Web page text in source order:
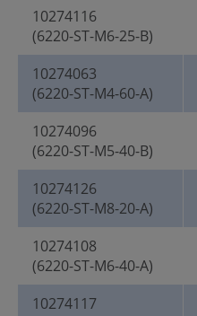
10274116
(6220-ST-M6-25-B)
10274063
(6220-ST-M4-60-A)
10274096
(6220-ST-M5-40-B)
10274126
(6220-ST-M8-20-A)
10274108
(6220-ST-M6-40-A)
10274117